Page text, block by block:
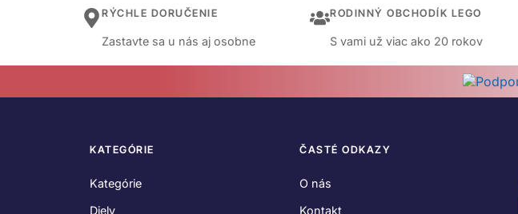
RÝCHLE DORUČENIE
Zastavte sa u nás aj osobne
RODINNÝ OBCHODÍK LEGO
S vami už viac ako 20 rokov
KATEGÓRIE
Kategórie
Diely
ČASTÉ ODKAZY
O nás
Kontakt